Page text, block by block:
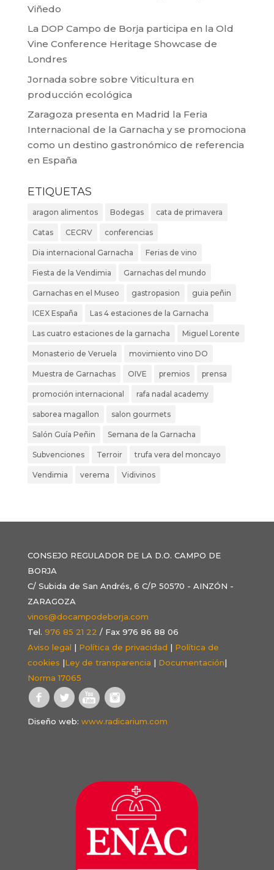
Viñedo
La DOP Campo de Borja participa en la Old
Vine Conference Heritage Showcase de
Londres
Jornada sobre sobre Viticultura en
producción ecológica
Zaragoza presenta en Madrid la Feria
Internacional de la Garnacha y se promociona
como un destino gastronómico de referencia
en España
ETIQUETAS
aragon alimentos Bodegas cata de primavera
Catas CECRV conferencias
Dia internacional Garnacha Ferias de vino
Fiesta de la Vendimia Garnachas del mundo
Garnachas en el Museo gastropasion guia peñin
ICEX España Las 4 estaciones de la Garnacha
Las cuatro estaciones de la garnacha Miguel Lorente
Monasterio de Veruela movimiento vino DO
Muestra de Garnachas OIVE premios prensa
promoción internacional rafa nadal academy
saborea magallon salon gourmets
Salón Guía Peñin Semana de la Garnacha
Subvenciones Terroir trufa vera del moncayo
Vendimia verema Vidivinos
CONSEJO REGULADOR DE LA D.O. CAMPO DE
BORJA
C/ Subida de San Andrés, 6 C/P 50570 - AINZÓN -
ZARAGOZA
vinos@docampodeborja.com
Tel. 976 85 21 22 / Fax 976 86 88 06
Aviso legal | Política de privacidad | Política de
cookies |Ley de transparencia | Documentación|
Norma 17065
Diseño web: www.radicarium.com